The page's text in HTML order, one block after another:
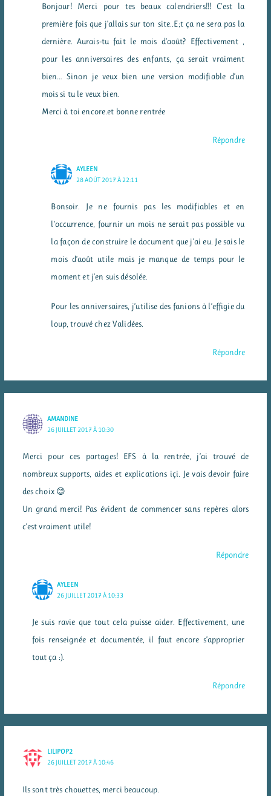
Bonjour! Merci pour tes beaux calendriers!!! C’est la
première fois que j’allais sur ton site..E;t ça ne sera pas la
dernière. Aurais-tu fait le mois d’août? Effectivement ,
pour les anniversaires des enfants, ça serait vraiment
bien… Sinon je veux bien une version modifiable d’un
mois si tu le veux bien.
Merci à toi encore.et bonne rentrée
Répondre
AYLEEN
28 AOÛT 2017 À 22:11
Bonsoir. Je ne fournis pas les modifiables et en
l’occurrence, fournir un mois ne serait pas possible vu
la façon de construire le document que j’ai eu. Je sais le
mois d’août utile mais je manque de temps pour le
moment et j’en suis désolée.
Pour les anniversaires, j’utilise des fanions à l’effigie du
loup, trouvé chez Validées.
Répondre
AMANDINE
26 JUILLET 2017 À 10:30
Merci pour ces partages! EFS à la rentrée, j’ai trouvé de
nombreux supports, aides et explications içi. Je vais devoir faire
des choix 😊
Un grand merci! Pas évident de commencer sans repères alors
c’est vraiment utile!
Répondre
AYLEEN
26 JUILLET 2017 À 10:33
Je suis ravie que tout cela puisse aider. Effectivement, une
fois renseignée et documentée, il faut encore s’approprier
tout ça :).
Répondre
LILIPOP2
26 JUILLET 2017 À 10:46
Ils sont très chouettes, merci beaucoup.